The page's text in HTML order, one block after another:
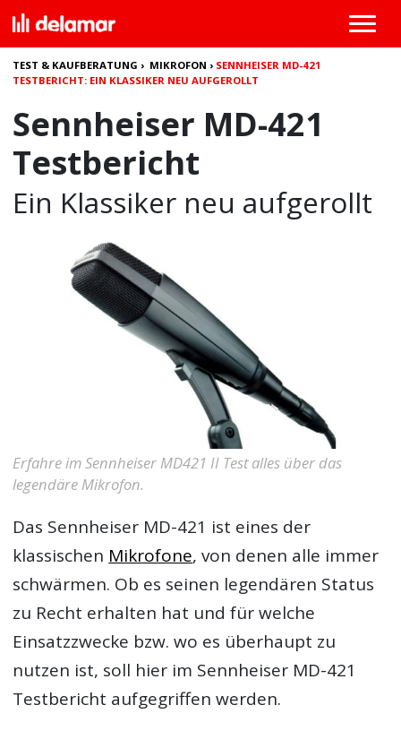
TEST & KAUFBERATUNG › MIKROFON › SENNHEISER MD-421
TESTBERICHT: EIN KLASSIKER NEU AUFGEROLLT
Sennheiser MD-421
Testbericht
Ein Klassiker neu aufgerollt
Erfahre im Sennheiser MD421 II Test alles über das
legendäre Mikrofon.
Das Sennheiser MD-421 ist eines der
klassischen Mikrofone, von denen alle immer
schwärmen. Ob es seinen legendären Status
zu Recht erhalten hat und für welche
Einsatzzwecke bzw. wo es überhaupt zu
nutzen ist, soll hier im Sennheiser MD-421
Testbericht aufgegriffen werden.